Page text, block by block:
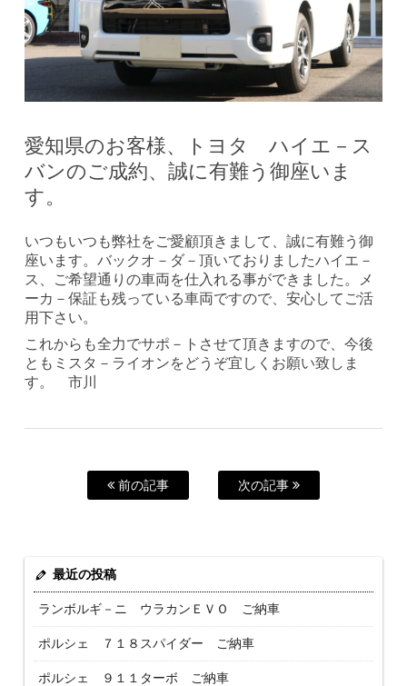
愛知県のお客様、トヨタ ハイエ－ス
バンのご成約、誠に有難う御座いま
す。
いつもいつも弊社をご愛顧頂きまして、誠に有難う御
座います。バックオ－ダ－頂いておりましたハイエ－
ス、ご希望通りの車両を仕入れる事ができました。メ
ーカ－保証も残っている車両ですので、安心してご活
用下さい。
これからも全力でサポ－トさせて頂きますので、今後
ともミスタ－ライオンをどうぞ宜しくお願い致しま
す。 市川
前の記事 次の記事
最近の投稿
ランボルギ－ニ ウラカンＥＶＯ ご納車
ポルシェ ７１８スパイダー ご納車
ポルシェ ９１１ターボ ご納車